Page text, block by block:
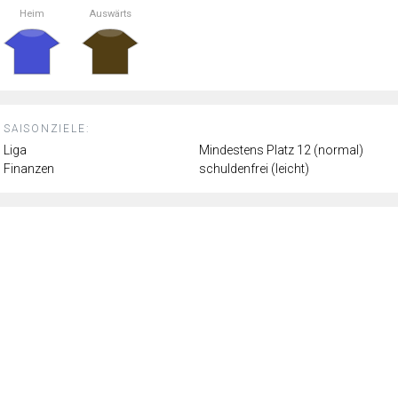
Heim Auswärts
SAISONZIELE:
Liga
Mindestens Platz 12 (normal)
Finanzen
schuldenfrei (leicht)